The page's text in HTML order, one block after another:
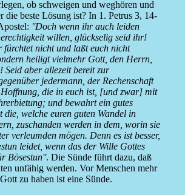
ob schweigen und weghören und
die beste Lösung ist? In 1. Petrus 3, 14-
''Doch wenn ihr auch leiden
willen, glückselig seid ihr!
fürchtet nicht und laßt euch nicht
heiligt vielmehr Gott, den Herrn,
Seid aber allezeit bereit zur
jedermann, der Rechenschaft
die in euch ist, [und zwar] mit
und bewahrt ein gutes
die, welche euren guten Wandel in
zuschanden werden in dem, worin sie
verleumden mögen. Denn es ist besser,
leidet, wenn das der Wille Gottes
Bösestun''. Die Sünde führt dazu, daß
unfähig werden. Vor Menschen mehr
zu haben ist eine Sünde.